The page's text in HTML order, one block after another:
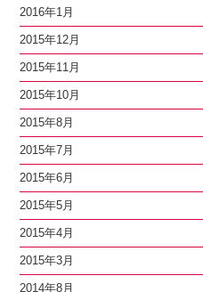
2016年1月
2015年12月
2015年11月
2015年10月
2015年8月
2015年7月
2015年6月
2015年5月
2015年4月
2015年3月
2014年8月